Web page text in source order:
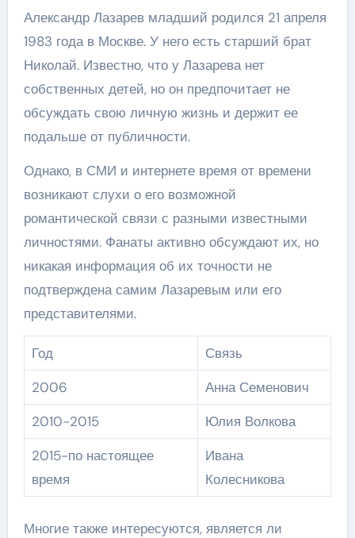
Александр Лазарев младший родился 21 апреля
1983 года в Москве. У него есть старший брат
Николай. Известно, что у Лазарева нет
собственных детей, но он предпочитает не
обсуждать свою личную жизнь и держит ее
подальше от публичности.
Однако, в СМИ и интернете время от времени
возникают слухи о его возможной
романтической связи с разными известными
личностями. Фанаты активно обсуждают их, но
никакая информация об их точности не
подтверждена самим Лазаревым или его
представителями.
Год
Связь
2006
Анна Семенович
2010-2015
Юлия Волкова
2015-по настоящее
время
Ивана
Колесникова
Многие также интересуются, является ли